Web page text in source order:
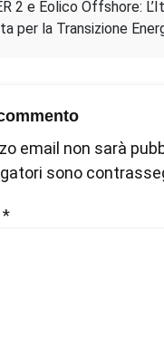
2 e Eolico Offshore:
per la Transizione
email non sarà
sono
*